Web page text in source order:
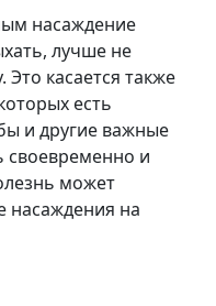
насаждение
лучше не
Это касается также
есть
и другие важные
своевременно и
может
насаждения на